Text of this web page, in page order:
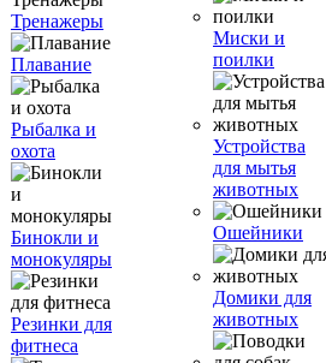
Тренажеры
Плавание
Рыбалка и
охота
Бинокли и
монокуляры
Резинки для
фитнеса
Миски и
поилки
Устройства
для мытья
животных
Ошейники
Домики для
животных